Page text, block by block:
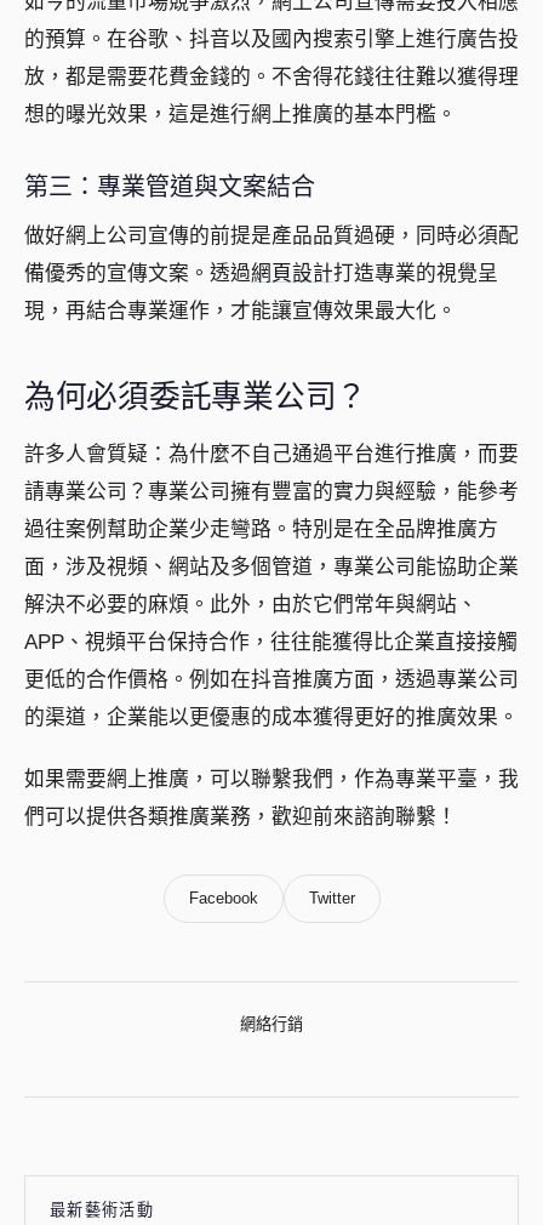
的預算。在谷歌、抖音以及國內搜索引擎上進行廣告投
放，都是需要花費金錢的。不舍得花錢往往難以獲得理
想的曝光效果，這是進行網上推廣的基本門檻。
第三：專業管道與文案結合
做好網上公司宣傳的前提是產品品質過硬，同時必須配
備優秀的宣傳文案。透過網頁設計打造專業的視覺呈
現，再結合專業運作，才能讓宣傳效果最大化。
為何必須委託專業公司？
許多人會質疑：為什麼不自己通過平台進行推廣，而要
請專業公司？專業公司擁有豐富的實力與經驗，能參考
過往案例幫助企業少走彎路。特別是在全品牌推廣方
面，涉及視頻、網站及多個管道，專業公司能協助企業
解決不必要的麻煩。此外，由於它們常年與網站、
APP、視頻平台保持合作，往往能獲得比企業直接接觸
更低的合作價格。例如在抖音推廣方面，透過專業公司
的渠道，企業能以更優惠的成本獲得更好的推廣效果。
如果需要網上推廣，可以聯繫我們，作為專業平臺，我
們可以提供各類推廣業務，歡迎前來諮詢聯繫！
Facebook Twitter
網絡行銷
最新藝術活動